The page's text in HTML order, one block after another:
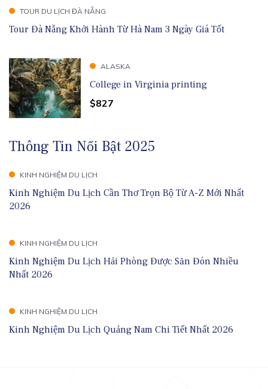
TOUR DU LỊCH ĐÀ NẴNG
Tour Đà Nẵng Khởi Hành Từ Hà Nam 3 Ngày Giá Tốt
ALASKA
College in Virginia printing
$827
Thông Tin Nổi Bật 2025
KINH NGHIỆM DU LỊCH
Kinh Nghiệm Du Lịch Cần Thơ Trọn Bộ Từ A-Z Mới Nhất
2026
KINH NGHIỆM DU LỊCH
Kinh Nghiệm Du Lịch Hải Phòng Được Săn Đón Nhiều
Nhất 2026
KINH NGHIỆM DU LỊCH
Kinh Nghiệm Du Lịch Quảng Nam Chi Tiết Nhất 2026